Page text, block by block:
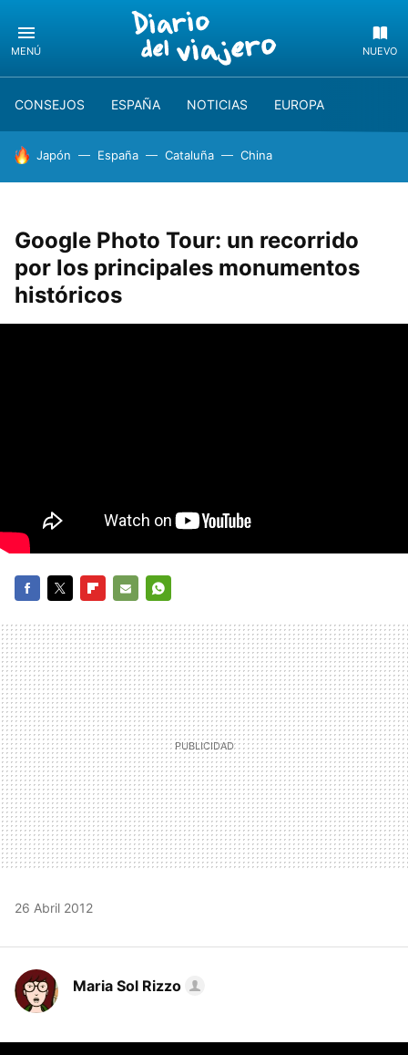
MENÚ NUEVO
CONSEJOS ESPAÑA NOTICIAS EUROPA
HOY SE HABLA DE
Japón España Cataluña China
Google Photo Tour: un recorrido
por los principales monumentos
históricos
MAIL
26 Abril 2012
Maria Sol Rizzo